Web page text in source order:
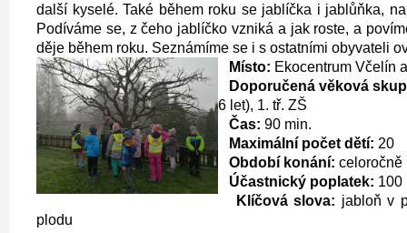
další kyselé. Také během roku se jablíčka i jablůňka,
Podíváme se, z čeho jablíčko vzniká a jak roste, a
děje během roku. Seznámíme se i s ostatními obyvateli
Místo: Ekocentrum Včelín
Doporučená věková
6 let), 1. tř. ZŠ
Čas: 90 min.
Maximální počet dětí: 20
Období konání: celoročně
Účastnický poplatek: 100
Klíčová slova: jabloň v
plodu